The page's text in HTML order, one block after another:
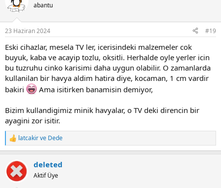
i
s
abantu
23 Haziran 2024 #19
Eski cihazlar, mesela TV ler, icerisindeki malzemeler cok
buyuk, kaba ve acayip tozlu, oksitli. Herhalde oyle yerler icin
bu tuzruhu cinko karisimi daha uygun olabilir. O zamanlarda
kullanilan bir havya aldim hatira diye, kocaman, 1 cm vardir
bakiri
Ama isitirken banamisin demiyor,
Bizim kullandigimiz minik havyalar, o TV deki direncin bir
ayagini zor isitir.
R
e
c
i
latcakirve Dede
deleted
Aktif Üye